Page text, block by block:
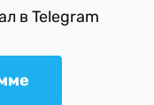
в Telegram